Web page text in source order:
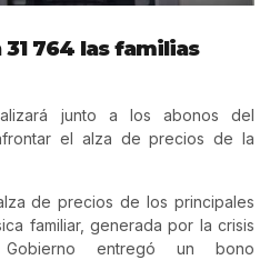
31 764 las familias
junto a los abonos del
el alza de precios de la
de precios de los principales
familiar, generada por la crisis
entregó un bono